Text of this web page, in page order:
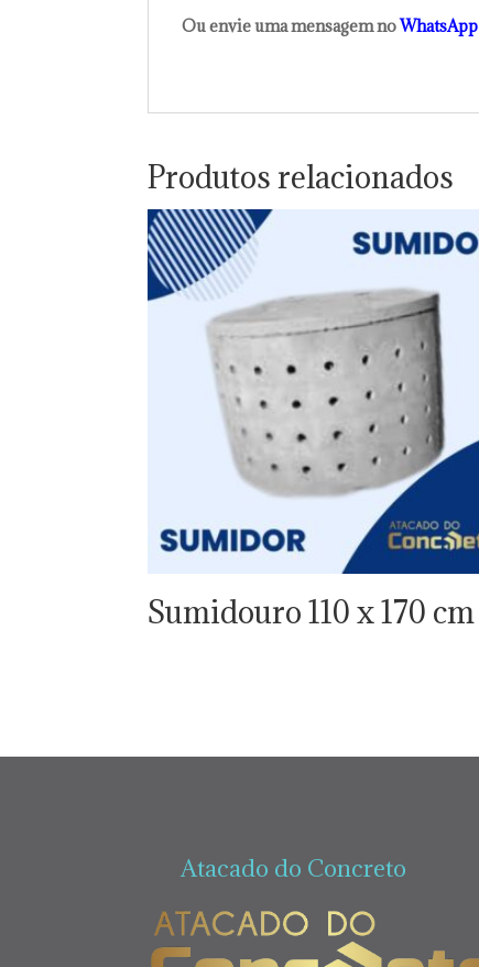
Ou envie uma mensagem noWhatsApp
Produtos relacionados
Sumidouro 110 x 170 cm
Atacado do Concreto